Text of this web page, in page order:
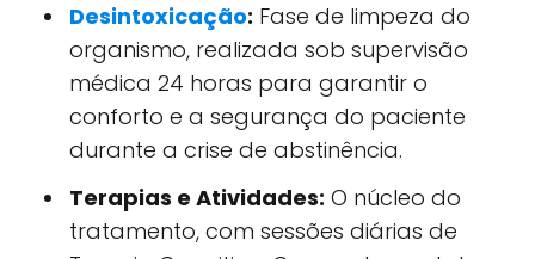
Desintoxicação: Fase de limpeza do
organismo, realizada sob supervisão
médica 24 horas para garantir o
conforto e a segurança do paciente
durante a crise de abstinência.
Terapias e Atividades: O núcleo do
tratamento, com sessões diárias de